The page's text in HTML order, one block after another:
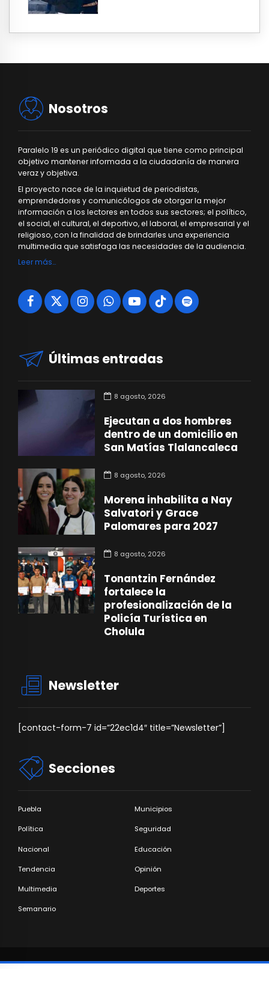
Nosotros
Paralelo 19 es un periódico digital que tiene como principal
objetivo mantener informada a la ciudadanía de manera
veraz y objetiva.
El proyecto nace de la inquietud de periodistas,
emprendedores y comunicólogos de otorgar la mejor
información a los lectores en todos sus sectores; el político,
el social, el cultural, el deportivo, el laboral, el empresarial y el
religioso, con la finalidad de brindarles una experiencia
multimedia que satisfaga las necesidades de la audiencia.
Leer más…
Últimas entradas
8 agosto, 2026
Ejecutan a dos hombres
dentro de un domicilio en
San Matías Tlalancaleca
8 agosto, 2026
Morena inhabilita a Nay
Salvatori y Grace
Palomares para 2027
8 agosto, 2026
Tonantzin Fernández
fortalece la
profesionalización de la
Policía Turística en
Cholula
Newsletter
[contact-form-7 id=”22ec1d4″ title=”Newsletter”]
Secciones
Puebla Municipios
Política Seguridad
Nacional Educación
Tendencia Opinión
Multimedia Deportes
Semanario